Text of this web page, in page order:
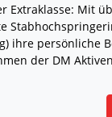
Extraklasse: Mit
ihre persönliche
der DM